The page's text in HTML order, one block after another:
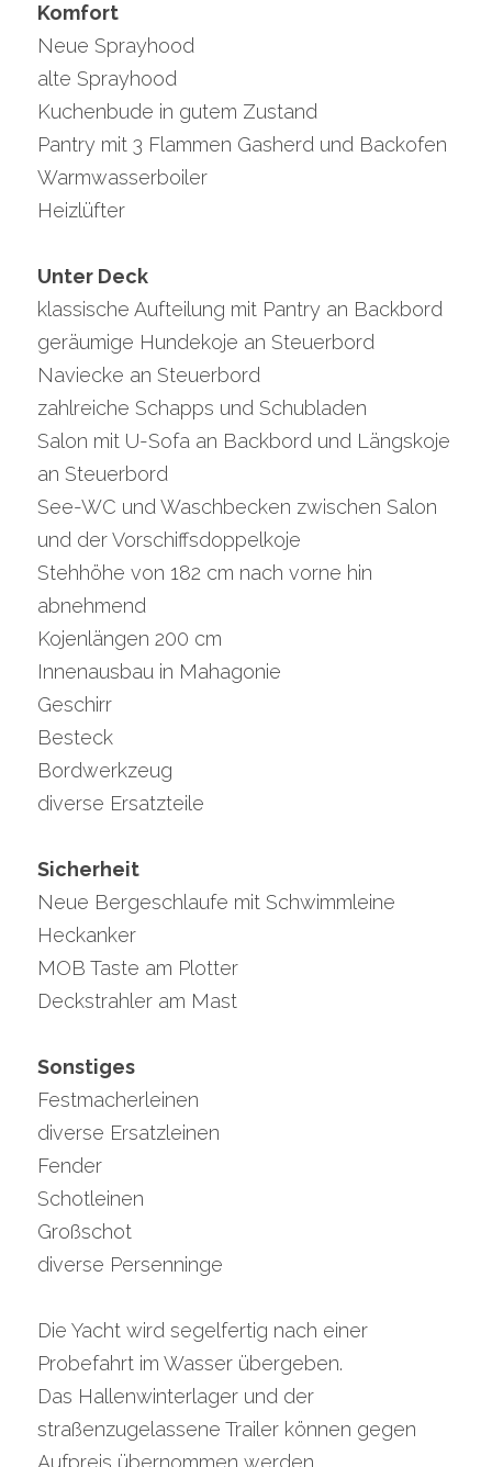
Komfort
Neue Sprayhood
alte Sprayhood
Kuchenbude in gutem Zustand
Pantry mit 3 Flammen Gasherd und Backofen
Warmwasserboiler
Heizlüfter
Unter Deck
klassische Aufteilung mit Pantry an Backbord
geräumige Hundekoje an Steuerbord
Naviecke an Steuerbord
zahlreiche Schapps und Schubladen
Salon mit U-Sofa an Backbord und Längskoje
an Steuerbord
See-WC und Waschbecken zwischen Salon
und der Vorschiffsdoppelkoje
Stehhöhe von 182 cm nach vorne hin
abnehmend
Kojenlängen 200 cm
Innenausbau in Mahagonie
Geschirr
Besteck
Bordwerkzeug
diverse Ersatzteile
Sicherheit
Neue Bergeschlaufe mit Schwimmleine
Heckanker
MOB Taste am Plotter
Deckstrahler am Mast
Sonstiges
Festmacherleinen
diverse Ersatzleinen
Fender
Schotleinen
Großschot
diverse Persenninge
Die Yacht wird segelfertig nach einer
Probefahrt im Wasser übergeben.
Das Hallenwinterlager und der
straßenzugelassene Trailer können gegen
Aufpreis übernommen werden.